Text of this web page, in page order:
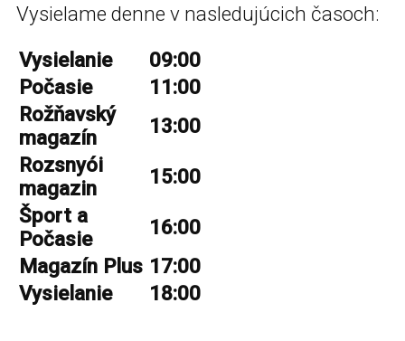
Vysielame denne v nasledujúcich časoch:
Vysielanie
09:00
Počasie
11:00
Rožňavský
magazín
13:00
Rozsnyói
magazin
15:00
Šport a
Počasie
16:00
Magazín Plus 17:00
Vysielanie
18:00